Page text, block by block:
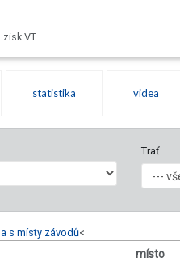
zisk VT
statistika videa
Trať
s místy závodů<
místo